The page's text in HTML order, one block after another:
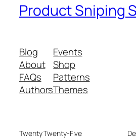
Product Sniping
Blog
About
FAQs
Authors
Events
Shop
Patterns
Themes
Twenty Twenty-Five